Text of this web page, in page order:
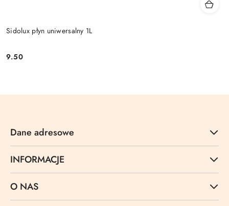
Sidolux płyn uniwersalny 1L
Cena:
9.50
Dane adresowe
INFORMACJE
O NAS